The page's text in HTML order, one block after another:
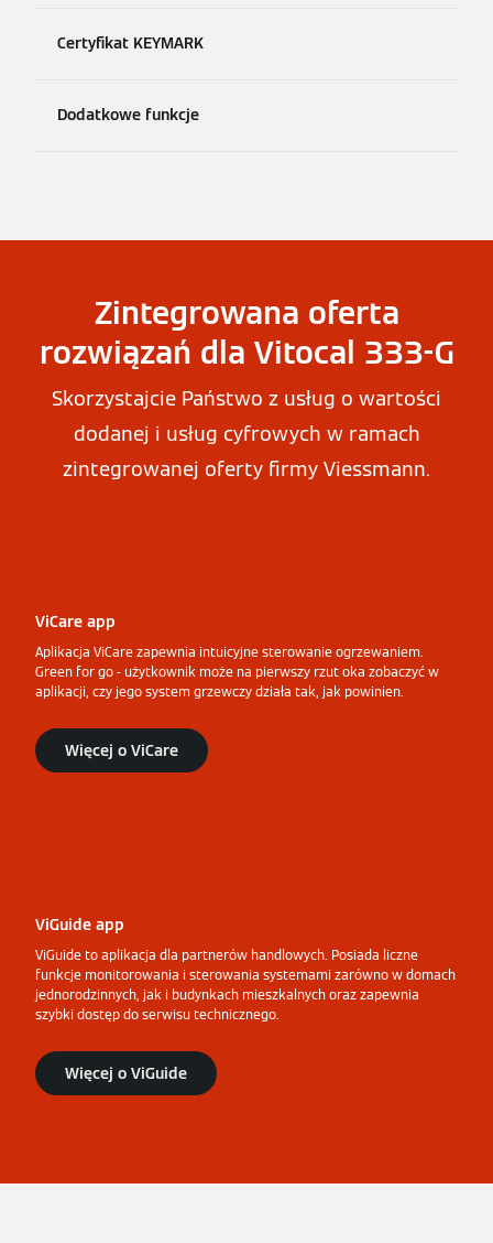
Certyfikat KEYMARK
Dodatkowe funkcje
Zintegrowana oferta
rozwiązań dla Vitocal 333-G
Skorzystajcie Państwo z usług o wartości
dodanej i usług cyfrowych w ramach
zintegrowanej oferty firmy Viessmann.
ViCare app
Aplikacja ViCare zapewnia intuicyjne sterowanie ogrzewaniem.
Green for go - użytkownik może na pierwszy rzut oka zobaczyć w
aplikacji, czy jego system grzewczy działa tak, jak powinien.
Więcej o ViCare
ViGuide app
ViGuide to aplikacja dla partnerów handlowych. Posiada liczne
funkcje monitorowania i sterowania systemami zarówno w domach
jednorodzinnych, jak i budynkach mieszkalnych oraz zapewnia
szybki dostęp do serwisu technicznego.
Więcej o ViGuide